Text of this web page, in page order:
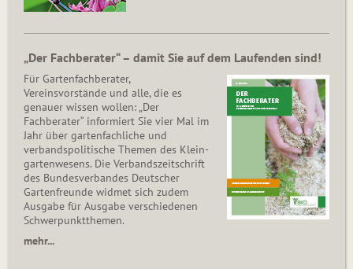
„Der Fachberater“ – damit Sie auf dem Laufenden sind!
Für Gartenfachberater,
Vereinsvorstände und alle, die es
genauer wissen wollen: „Der
Fachberater“ informiert Sie vier Mal im
Jahr über gartenfachliche und
verbandspolitische Themen des Klein­
gar­ten­wesens. Die Ver­bands­zeit­schrift
des Bun­des­ver­ban­des Deutscher
Gartenfreunde widmet sich zudem
Ausgabe für Ausgabe verschiedenen
Schwer­punkt­the­men.
mehr...